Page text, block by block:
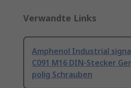
Verwandte Links
Amphenol Industrial
C091 M16 DIN-Stecker
polig Schrauben